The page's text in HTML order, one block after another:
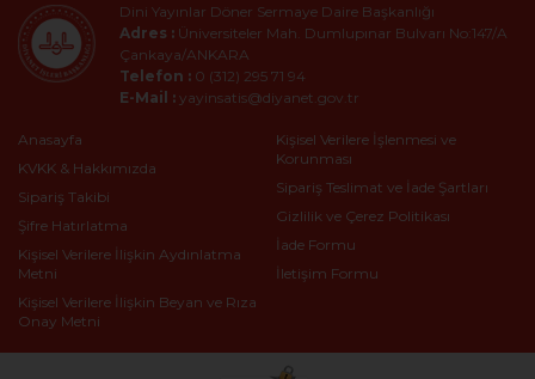
Dini Yayınlar Döner Sermaye Daire Başkanlığı
Adres : Üniversiteler Mah. Dumlupınar Bulvarı No:147/A
Çankaya/ANKARA
Telefon : 0 (312) 295 71 94
E-Mail : yayinsatis@diyanet.gov.tr
Anasayfa
KVKK & Hakkımızda
Sipariş Takibi
Şifre Hatırlatma
Kişisel Verilere İlişkin Aydınlatma
Metni
Kişisel Verilere İlişkin Beyan ve Rıza
Onay Metni
Kişisel Verilere İşlenmesi ve
Korunması
Sipariş Teslimat ve İade Şartları
Gizlilik ve Çerez Politikası
İade Formu
İletişim Formu